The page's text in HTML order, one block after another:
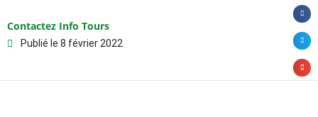
Contactez Info Tours
Publié le 8 février 2022